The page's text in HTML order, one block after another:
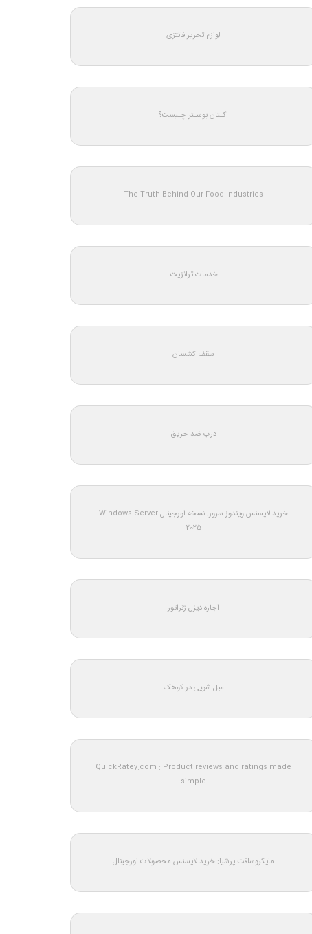
لوازم تحریر فانتزی
اکـتان بوسـتر چـیست؟
The Truth Behind Our Food Industries
خدمات ترانزیت
سقف کشسان
درب ضد حریق
خرید لایسنس ویندوز سرور: نسخه اورجینال Windows Server
2025
اجاره دیزل ژنراتور
مبل شویی در کوهک
QuickRatey.com : Product reviews and ratings made
simple
مایکروسافت پرشیا: خرید لایسنس محصولات اورجینال